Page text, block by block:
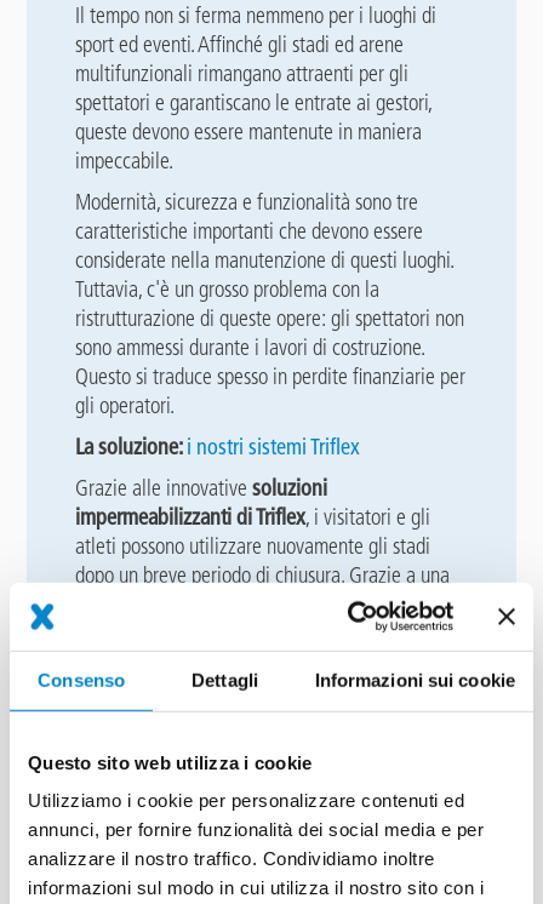
Consenso Dettagli Informazioni sui cookie
Questo sito web utilizza i cookie
Utilizziamo i cookie per personalizzare contenuti ed
annunci, per fornire funzionalità dei social media e per
analizzare il nostro traffico. Condividiamo inoltre
informazioni sul modo in cui utilizza il nostro sito con i
Il tempo non si ferma nemmeno per i luoghi di
sport ed eventi. Affinché gli stadi ed arene
multifunzionali rimangano attraenti per gli
spettatori e garantiscano le entrate ai gestori,
queste devono essere mantenute in maniera
impeccabile.
Modernità, sicurezza e funzionalità sono tre
caratteristiche importanti che devono essere
considerate nella manutenzione di questi luoghi.
Tuttavia, c'è un grosso problema con la
ristrutturazione di queste opere: gli spettatori non
sono ammessi durante i lavori di costruzione.
Questo si traduce spesso in perdite finanziarie per
gli operatori.
La soluzione:i nostri sistemi Triflex
Grazie alle innovativesoluzioni
impermeabilizzanti di Triflex, i visitatori e gli
atleti possono utilizzare nuovamente gli stadi
dopo un breve periodo di chiusura. Grazie a una
formulazione eccezionale, vi offriamo
un'impermeabilizzazione meccanicamente molto
antiscivolo su quasi tutti i substrati. Inoltre, il
nostro portafoglio di prodotti ha soluzioni
dettagliate integrate nel sistema che permettono
raggiungere.
Soluzioni Triflex in uso - Case Study Stadio di
Mezzano